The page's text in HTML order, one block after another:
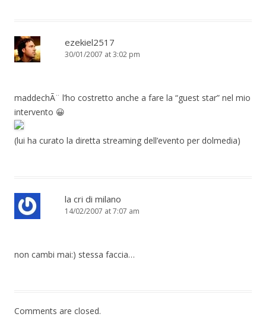
ezekiel2517
30/01/2007 at 3:02 pm
maddechÃ¨ l’ho costretto anche a fare la “guest star” nel mio
intervento 😀
(lui ha curato la diretta streaming dell’evento per dolmedia)
la cri di milano
14/02/2007 at 7:07 am
non cambi mai:) stessa faccia…
Comments are closed.